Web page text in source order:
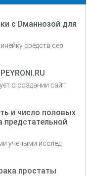
с Dманнозой для
средств сер
о создании сайт
и число половых
предстательной
учеными исслед
простаты